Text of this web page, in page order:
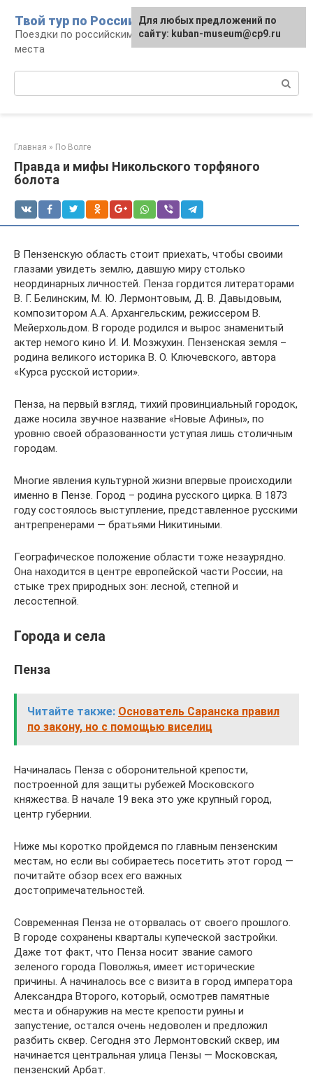
контенту
Твой тур по России
Поездки по российским городам, маршруты и
места
Главная » По Волге
Правда и мифы Никольского торфяного
болота
В Пензенскую область стоит приехать, чтобы своими
глазами увидеть землю, давшую миру столько
неординарных личностей. Пенза гордится литераторами
В. Г. Белинским, М. Ю. Лермонтовым, Д. В. Давыдовым,
композитором А.А. Архангельским, режиссером В.
Мейерхольдом. В городе родился и вырос знаменитый
актер немого кино И. И. Мозжухин. Пензенская земля –
родина великого историка В. О. Ключевского, автора
«Курса русской истории».
Пенза, на первый взгляд, тихий провинциальный городок,
даже носила звучное название «Новые Афины», по
уровню своей образованности уступая лишь столичным
городам.
Многие явления культурной жизни впервые происходили
именно в Пензе. Город – родина русского цирка. В 1873
году состоялось выступление, представленное русскими
антрепренерами — братьями Никитиными.
Географическое положение области тоже незаурядно.
Она находится в центре европейской части России, на
стыке трех природных зон: лесной, степной и
лесостепной.
Города и села
Пенза
Читайте также: Основатель Саранска правил
по закону, но с помощью виселиц
Начиналась Пенза с оборонительной крепости,
построенной для защиты рубежей Московского
княжества. В начале 19 века это уже крупный город,
центр губернии.
Ниже мы коротко пройдемся по главным пензенским
местам, но если вы собираетесь посетить этот город —
почитайте обзор всех его важных
достопримечательностей.
Современная Пенза не оторвалась от своего прошлого.
В городе сохранены кварталы купеческой застройки.
Даже тот факт, что Пенза носит звание самого
зеленого города Поволжья, имеет исторические
причины. А начиналось все с визита в город императора
Александра Второго, который, осмотрев памятные
места и обнаружив на месте крепости руины и
запустение, остался очень недоволен и предложил
разбить сквер. Сегодня это Лермонтовский сквер, им
начинается центральная улица Пензы — Московская,
пензенский Арбат.
Для любых предложений по
сайту: kuban-museum@cp9.ru